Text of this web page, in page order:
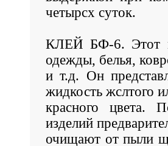
четырсх суток.
КЛЕЙ БФ-6. Этот
одежды, белья,
и т.д. Он
жидкость жслтого
красного цвета.
изделий
очищают от пыли